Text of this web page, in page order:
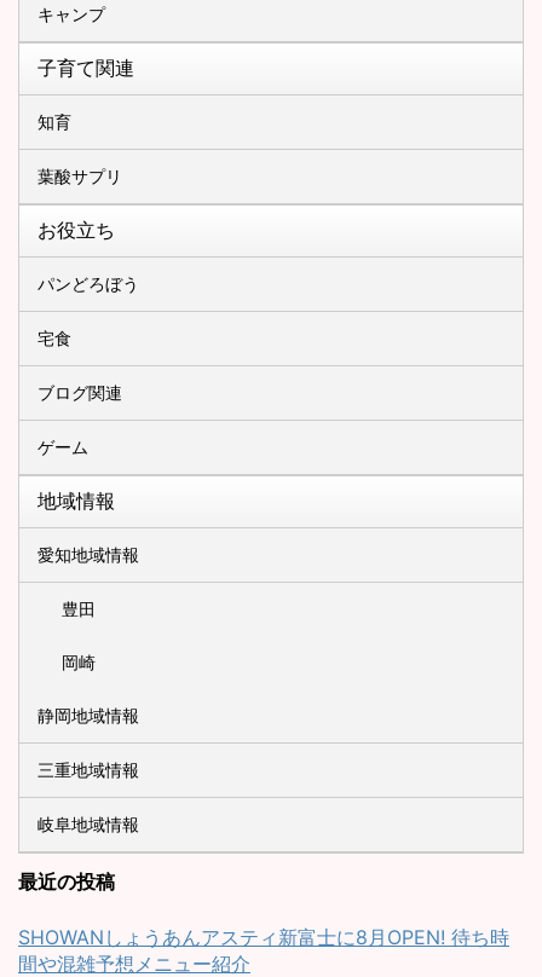
キャンプ
子育て関連
知育
葉酸サプリ
お役立ち
パンどろぼう
宅食
ブログ関連
ゲーム
地域情報
愛知地域情報
豊田
岡崎
静岡地域情報
三重地域情報
岐阜地域情報
最近の投稿
SHOWANしょうあんアスティ新富士に8月OPEN! 待ち時
間や混雑予想メニュー紹介